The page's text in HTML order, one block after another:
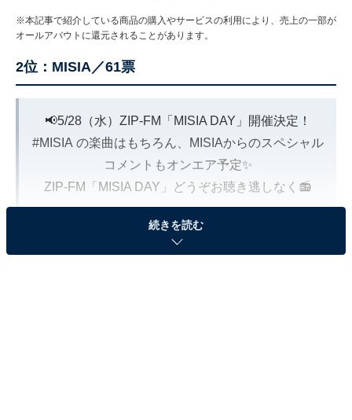
※本記事で紹介している商品の購入やサービスの利用により、売上の一部が
オールアバウトに還元されることがあります。
2位：MISIA／61票
📢5/28（水）ZIP-FM「MISIA DAY」開催決定！
#MISIA の楽曲はもちろん、MISIAからのスペシャル
コメントもオンエア予定✨
ZIP-FM「MISIA DAY」どうぞお聴き逃しなく📻
▼詳細はこちら（ZIP-FMサイト）
https://t.co/paGl97S411#LOVENEVERDIES
続きを読む